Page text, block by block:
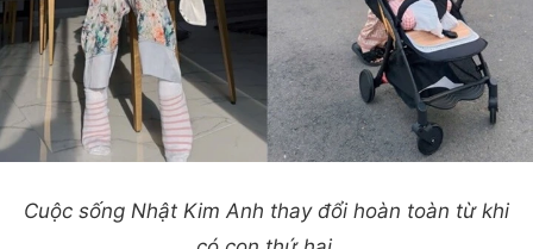
Cuộc sống Nhật Kim Anh thay đổi hoàn toàn từ khi